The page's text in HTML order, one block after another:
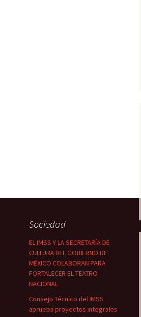
Sociedad
EL IMSS Y LA SECRETARÍA DE
CULTURA DEL GOBIERNO DE
MÉXICO COLABORAN PARA
FORTALECER EL TEATRO
NACIONAL
Consejo Técnico del IMSS
aprueba proyectos integrales